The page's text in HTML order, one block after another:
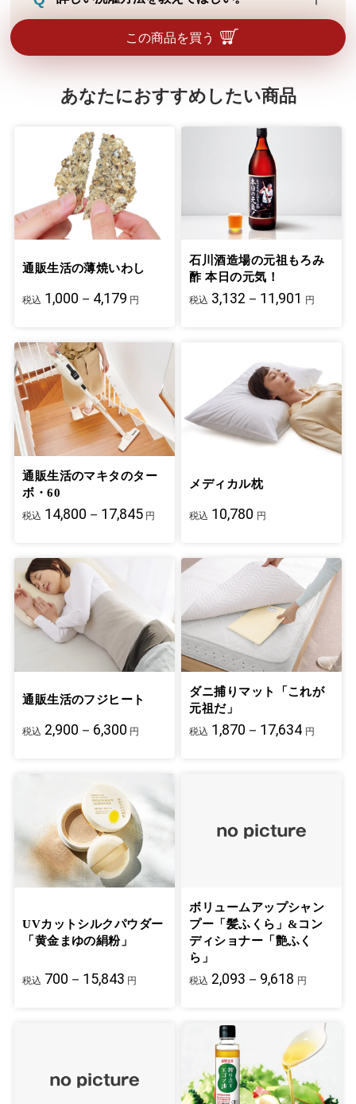
この商品を買う
フラッシュ（細かい繊維等に火種が触れ
「一瞬」で燃える現象）が起こる危険性が
ネットに入れて弱水流洗いしてください。
柔軟剤を使用する場合は適量をお守りくだ
形を整えて陰干ししてください。漂白剤、
あなたにおすすめしたい商品
通販生活の薄焼いわし
税込 1,000－4,179 円
石川酒造場の元祖もろみ
酢 本日の元気！
税込 3,132－11,901 円
通販生活のマキタのター
ボ・60
税込 14,800－17,845 円
メディカル枕
税込 10,780 円
通販生活のフジヒート
税込 2,900－6,300 円
ダニ捕りマット「これが
元祖だ」
税込 1,870－17,634 円
UVカットシルクパウダー
「黄金まゆの絹粉」
税込 700－15,843 円
ボリュームアップシャン
プー「髪ふくら」&コン
ディショナー「艶ふく
ら」
税込 2,093－9,618 円